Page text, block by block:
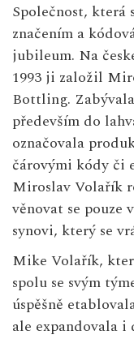
Společnost, která
značením a
jubileum. Na
1993 ji založil
Bottling.
především do
označovala
čárovými kódy či
Miroslav Volařík
věnovat se pouze
synovi, který se
Mike Volařík,
spolu se svým
úspěšně
ale expandovala i